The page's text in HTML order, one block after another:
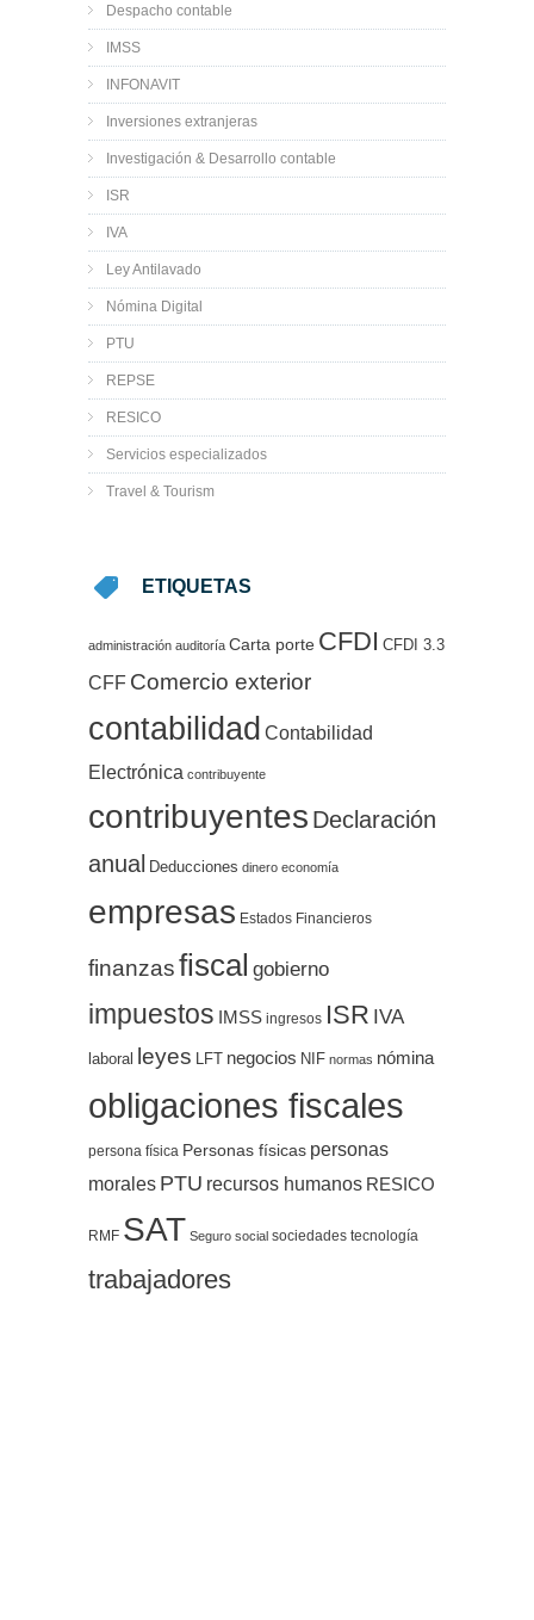
Despacho contable
IMSS
INFONAVIT
Inversiones extranjeras
Investigación & Desarrollo contable
ISR
IVA
Ley Antilavado
Nómina Digital
PTU
REPSE
RESICO
Servicios especializados
Travel & Tourism
ETIQUETAS
administración auditoría Carta porte CFDI CFDI 3.3
CFF Comercio exterior
contabilidad Contabilidad
Electrónica contribuyente
contribuyentes Declaración
anual Deducciones dinero economía
empresas Estados Financieros
finanzasfiscal gobierno
impuestos IMSS ingresos ISR IVA
laboral leyes LFT negocios NIF normas nómina
obligaciones fiscales
persona física Personas físicas personas
morales PTU recursos humanos RESICO
RMF SAT Seguro social sociedades tecnología
trabajadores